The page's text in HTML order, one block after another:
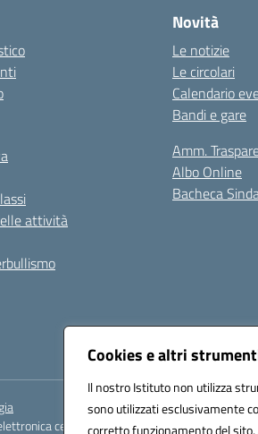
Cookies e altri
Il nostro Istituto non utilizza
sono utilizzati esclusivamente
corretto funzionamento del
attività
Novità
Le notizie
Le circolari
Calendario
Bandi e gare
Amm.
Albo Online
Bacheca
certificata (PEC):